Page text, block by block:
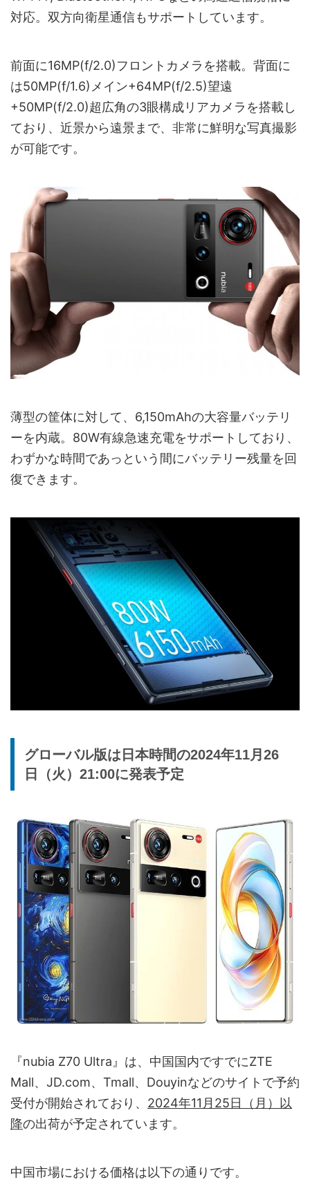
対応。双方向衛星通信もサポートしています。
前面に16MP(f/2.0)フロントカメラを搭載。背面に
は50MP(f/1.6)メイン+64MP(f/2.5)望遠
+50MP(f/2.0)超広角の3眼構成リアカメラを搭載し
ており、近景から遠景まで、非常に鮮明な写真撮影
が可能です。
薄型の筐体に対して、6,150mAhの大容量バッテリ
ーを内蔵。80W有線急速充電をサポートしており、
わずかな時間であっという間にバッテリー残量を回
復できます。
グローバル版は日本時間の2024年11月26
日（火）21:00に発表予定
『nubia Z70 Ultra』は、中国国内ですでにZTE
Mall、JD.com、Tmall、Douyinなどのサイトで予約
受付が開始されており、 2024年11月25日（月）以
降の出荷が予定されています。
中国市場における価格は以下の通りです。